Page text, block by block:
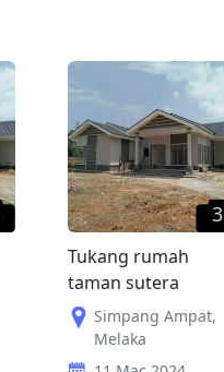
3
Tukang rumah
taman sutera
Simpang Ampat,
Melaka